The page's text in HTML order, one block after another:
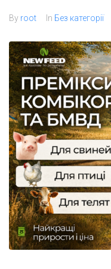
By root In Без категорії